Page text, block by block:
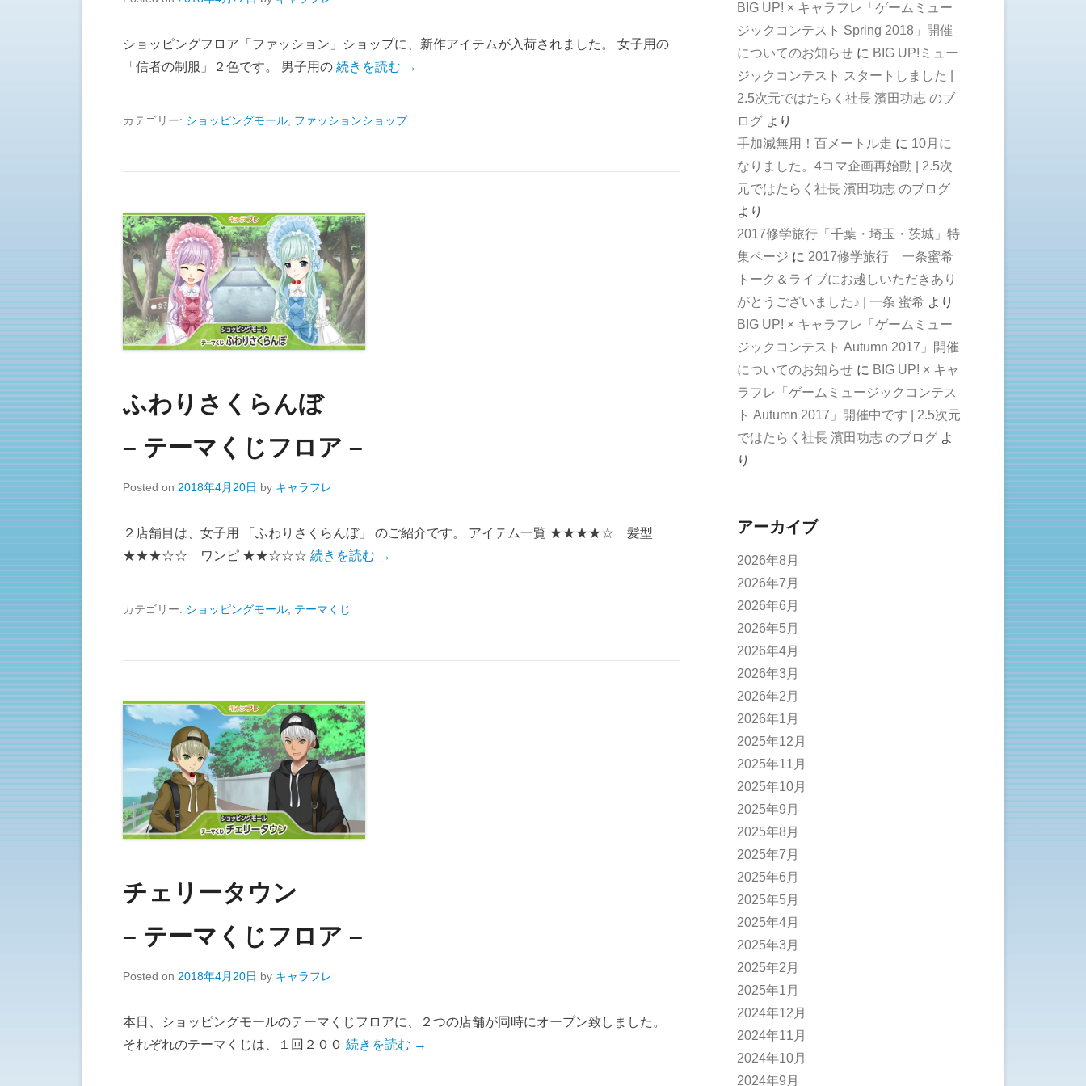
ショッピングフロア「ファッション」ショップに、新作アイテムが入荷されました。 女子用の
「信者の制服」２色です。 男子用の 続きを読む →
カテゴリー: ショッピングモール ファッションショップ
ふわりさくらんぼ
– テーマくじフロア –
Posted on 2018年4月20日 by キャラフレ
２店舗目は、女子用 「ふわりさくらんぼ」 のご紹介です。 アイテム一覧 ★★★★☆ 髪型
★★★☆☆ ワンピ ★★☆☆☆ 続きを読む →
カテゴリー: ショッピングモール テーマくじ
チェリータウン
– テーマくじフロア –
Posted on 2018年4月20日 by キャラフレ
本日、ショッピングモールのテーマくじフロアに、２つの店舗が同時にオープン致しました。
それぞれのテーマくじは、１回２００ 続きを読む →
BIG UP! × キャラフレ「ゲームミュー
ジックコンテスト Spring 2018」開催
についてのお知らせ に BIG UP!ミュー
ジックコンテスト スタートしました |
2.5次元ではたらく社長 濱田功志 のブ
ログ より
手加減無用！百メートル走 に 10月に
なりました。4コマ企画再始動 | 2.5次
元ではたらく社長 濱田功志 のブログ
より
2017修学旅行「千葉・埼玉・茨城」特
集ページ に 2017修学旅行 一条蜜希
トーク＆ライブにお越しいただきあり
がとうございました♪ | 一条 蜜希 より
BIG UP! × キャラフレ「ゲームミュー
ジックコンテスト Autumn 2017」開催
についてのお知らせ に BIG UP! × キャ
ラフレ「ゲームミュージックコンテス
ト Autumn 2017」開催中です | 2.5次元
ではたらく社長 濱田功志 のブログ よ
り
アーカイブ
2026年8月
2026年7月
2026年6月
2026年5月
2026年4月
2026年3月
2026年2月
2026年1月
2025年12月
2025年11月
2025年10月
2025年9月
2025年8月
2025年7月
2025年6月
2025年5月
2025年4月
2025年3月
2025年2月
2025年1月
2024年12月
2024年11月
2024年10月
2024年9月